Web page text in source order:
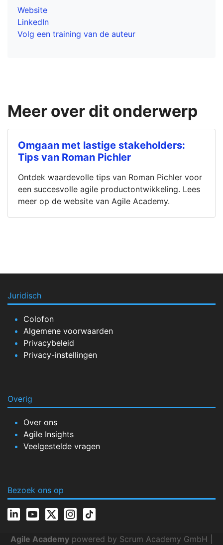
Website
LinkedIn
Volg een training van de auteur
Meer over dit onderwerp
Omgaan met lastige stakeholders:
Tips van Roman Pichler
Ontdek waardevolle tips van Roman Pichler voor
een succesvolle agile productontwikkeling. Lees
meer op de website van Agile Academy.
Juridisch
Colofon
Algemene voorwaarden
Privacybeleid
Privacy-instellingen
Overig
Over ons
Agile Insights
Veelgestelde vragen
Bezoek ons op
Agile Academy powered by Scrum Academy GmbH |